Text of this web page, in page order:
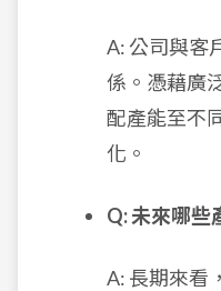
A: 公司與客
係。憑藉廣
配產能至不
化。
Q: 未來哪些
A: 長期來看